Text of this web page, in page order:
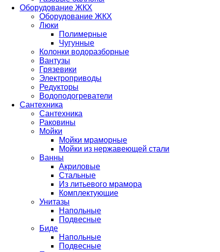
Оборудование ЖКХ
Оборудование ЖКХ
Люки
Полимерные
Чугунные
Колонки водоразборные
Вантузы
Грязевики
Электроприводы
Редукторы
Водоподогреватели
Сантехника
Сантехника
Раковины
Мойки
Мойки мраморные
Мойки из нержавеющей стали
Ванны
Акриловые
Стальные
Из литьевого мрамора
Комплектующие
Унитазы
Напольные
Подвесные
Биде
Напольные
Подвесные